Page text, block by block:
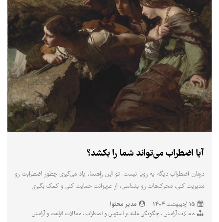
آیا اضطراب می‌تواند شما را بکشد؟
درمان اضطراب دیگه یه رویا نیست. تو این راهنما، یاد می‌گیری چطور اضطرابت رو
مدیریت کنی، محرک‌هات رو بشناسی، از عزیزانت حمایت کنی و کمک بگیری.
مدیر محتوا
مقالات آرامش چگونگی غلبه بر استرس و اضطراب مقالات فراغت و آرامش